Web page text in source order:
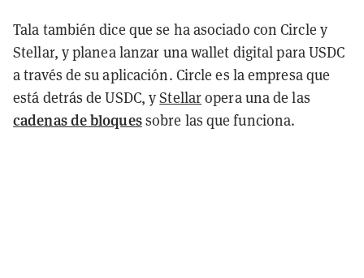
Tala también dice que se ha asociado con Circle y
Stellar, y planea lanzar una wallet digital para USDC
a través de su aplicación. Circle es la empresa que
está detrás de USDC, yStellaropera una de las
cadenas de bloquessobre las que funciona.